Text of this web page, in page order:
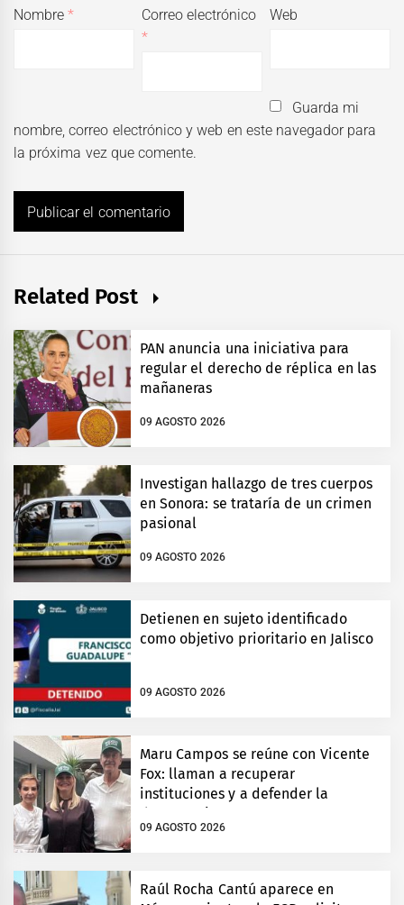
Nombre*
Correo electrónico
*
Web
Guarda mi
nombre, correo electrónico y web en este navegador para
la próxima vez que comente.
Related Post
PAN anuncia una iniciativa para
regular el derecho de réplica en las
mañaneras
09 AGOSTO 2026
Investigan hallazgo de tres cuerpos
en Sonora: se trataría de un crimen
pasional
09 AGOSTO 2026
Detienen en sujeto identificado
como objetivo prioritario en Jalisco
09 AGOSTO 2026
Maru Campos se reúne con Vicente
Fox: llaman a recuperar
instituciones y a defender la
09 AGOSTO 2026
Raúl Rocha Cantú aparece en